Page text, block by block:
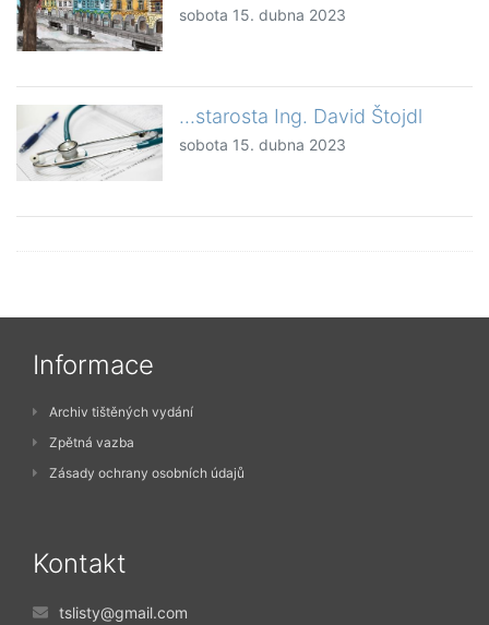
sobota 15. dubna 2023
...starosta Ing. David Štojdl
sobota 15. dubna 2023
Informace
Archiv tištěných vydání
Zpětná vazba
Zásady ochrany osobních údajů
Kontakt
tslisty@gmail.com